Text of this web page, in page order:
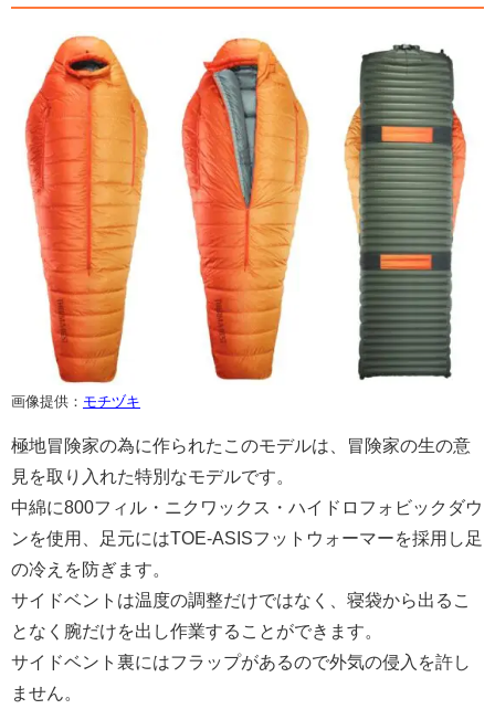
画像提供： モチヅキ
極地冒険家の為に作られたこのモデルは、冒険家の生の意
見を取り入れた特別なモデルです。
中綿に800フィル・ニクワックス・ハイドロフォビックダウ
ンを使用、足元にはTOE-ASISフットウォーマーを採用し足
の冷えを防ぎます。
サイドベントは温度の調整だけではなく、寝袋から出るこ
となく腕だけを出し作業することができます。
サイドベント裏にはフラップがあるので外気の侵入を許し
ません。